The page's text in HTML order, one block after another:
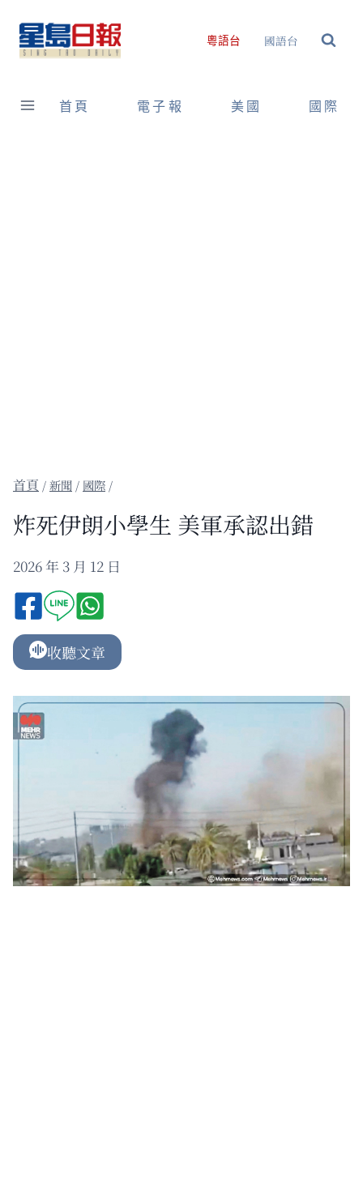
content
粵語台 國語台
首頁 電子報 美國 國際
/新聞 / 國際 /
炸死伊朗小學生 美軍承認出錯
2026 年 3 月 12 日
收聽文章